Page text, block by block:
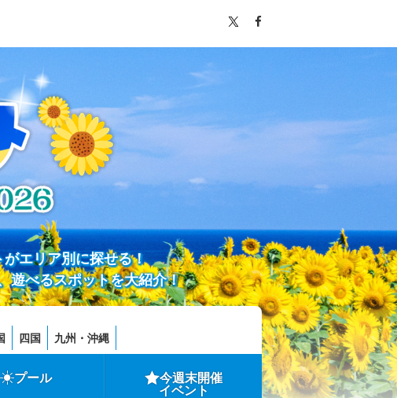
エリア別に探せる！
遊べるスポットを大紹介！
四国 九州・沖縄
プール 今週末開催
イベント